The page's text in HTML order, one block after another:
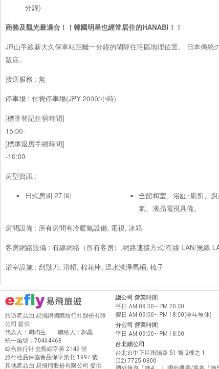
分鐘)
商務及觀光最適合！！韓國明星也經常居住的HANABI！！
JR山手線新大久保車站距離一分鐘的閑靜住宅區地理位置。 日本傳
飯店。
接送服務 : 無
停車場 : 付費停車場(JPY 2000/小時)
[標準登記住宿時間]
15:00-
[標準退房手續時間]
-10:00
房型資訊 :
日式房間 27 間
全館和室、浴缸･廁所、
氣、液晶電視具備。
房間設備 : 所有房間有冷暖氣設備, 電視, 冰箱
客房網路設備 : 有線網絡（所有客房）,網路連接方式:有線 LAN/無線
浴室設施 : 刮鬍刀, 浴帽, 棉花棒, 溫水洗淨馬桶, 梳子